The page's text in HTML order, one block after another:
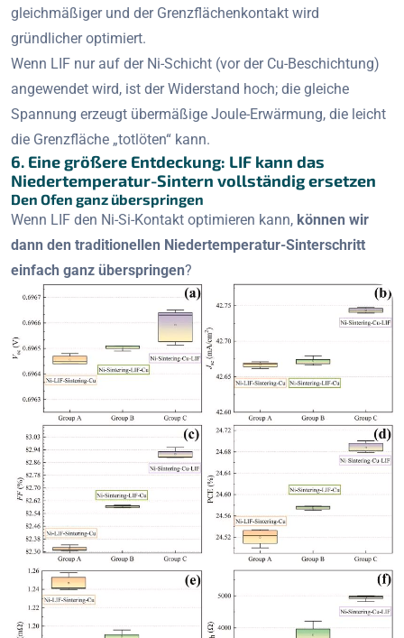
gleichmäßiger und der Grenzflächenkontakt wird
gründlicher optimiert.
Wenn LIF nur auf der Ni-Schicht (vor der Cu-Beschichtung)
angewendet wird, ist der Widerstand hoch; die gleiche
Spannung erzeugt übermäßige Joule-Erwärmung, die leicht
die Grenzfläche „totlöten“ kann.
6. Eine größere Entdeckung: LIF kann das
Niedertemperatur-Sintern vollständig ersetzen
Den Ofen ganz überspringen
Wenn LIF den Ni-Si-Kontakt optimieren kann, können wir
dann den traditionellen Niedertemperatur-Sinterschritt
einfach ganz überspringen?